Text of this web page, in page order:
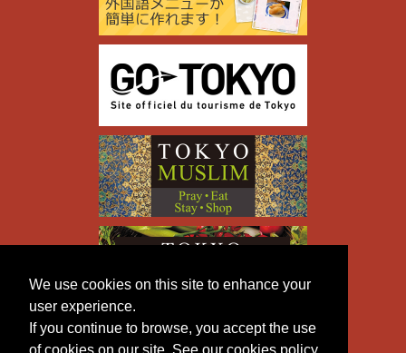
We use cookies on this site to enhance your
user experience.
If you continue to browse, you accept the use